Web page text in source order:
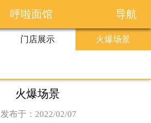
导航
呼啦面馆
门店展示 火爆场景
火爆场景
发布于：2022/02/07